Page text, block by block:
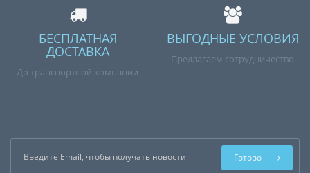
БЕСПЛАТНАЯ
ДОСТАВКА
До транспортной компании
ВЫГОДНЫЕ УСЛОВИЯ
Предлагаем сотрудничество
Готово